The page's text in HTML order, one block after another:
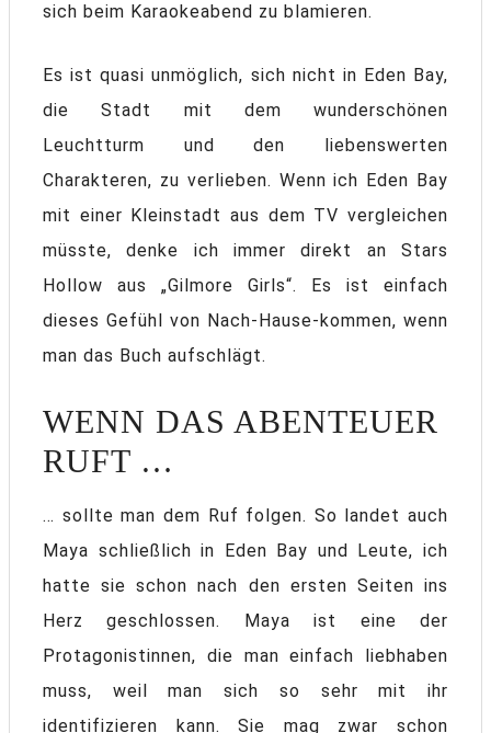
sich beim Karaokeabend zu blamieren.
Es ist quasi unmöglich, sich nicht in Eden Bay,
die Stadt mit dem wunderschönen
Leuchtturm und den liebenswerten
Charakteren, zu verlieben. Wenn ich Eden Bay
mit einer Kleinstadt aus dem TV vergleichen
müsste, denke ich immer direkt an Stars
Hollow aus „Gilmore Girls“. Es ist einfach
dieses Gefühl von Nach-Hause-kommen, wenn
man das Buch aufschlägt.
WENN DAS ABENTEUER
RUFT …
… sollte man dem Ruf folgen. So landet auch
Maya schließlich in Eden Bay und Leute, ich
hatte sie schon nach den ersten Seiten ins
Herz geschlossen. Maya ist eine der
Protagonistinnen, die man einfach liebhaben
muss, weil man sich so sehr mit ihr
identifizieren kann. Sie mag zwar schon